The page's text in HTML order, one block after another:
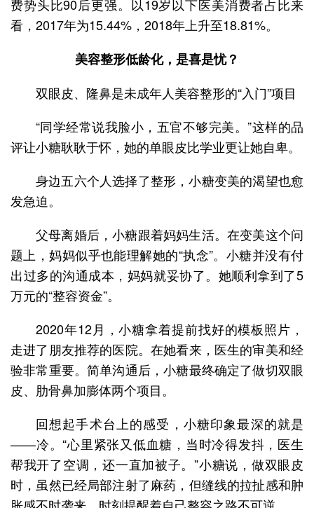
费势头比90后更强。以19岁以下医美消费者占比来
看，2017年为15.44%，2018年上升至18.81%。
美容整形低龄化，是喜是忧？
双眼皮、隆鼻是未成年人美容整形的“入门”项目
“同学经常说我脸小，五官不够完美。”这样的品
评让小糖耿耿于怀，她的单眼皮比学业更让她自卑。
身边五六个人选择了整形，小糖变美的渴望也愈
发急迫。
父母离婚后，小糖跟着妈妈生活。在变美这个问
题上，妈妈似乎也能理解她的“执念”。小糖并没有付
出过多的沟通成本，妈妈就妥协了。她顺利拿到了5
万元的“整容资金”。
2020年12月，小糖拿着提前找好的模板照片，
走进了朋友推荐的医院。在她看来，医生的审美和经
验非常重要。简单沟通后，小糖最终确定了做切双眼
皮、肋骨鼻加膨体两个项目。
回想起手术台上的感受，小糖印象最深的就是
——冷。“心里紧张又低血糖，当时冷得发抖，医生
帮我开了空调，还一直加被子。”小糖说，做双眼皮
时，虽然已经局部注射了麻药，但缝线的拉扯感和肿